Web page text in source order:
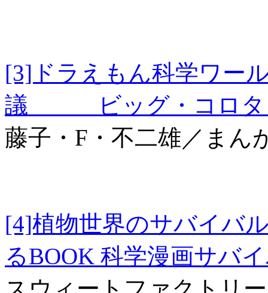
[3]ドラえもん科学ワー
議 ビッグ・コロ
藤子・F・不二雄／ま
[4]植物世界のサバイ
るBOOK 科学漫画サバ